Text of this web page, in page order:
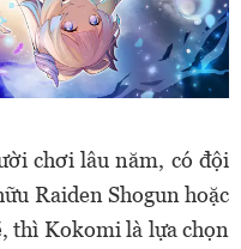
chơi lâu năm, có đội
Raiden Shogun hoặc
thì Kokomi là lựa chọn